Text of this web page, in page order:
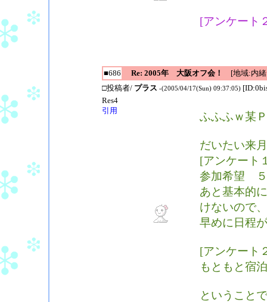
[アンケート
■686 Re: 2005年 大阪オフ会！
[地域:内
□投稿者/ プラス -(2005/04/17(Sun) 09:37:05)
Res4
引用
ふふふｗ某
だいたい来
[アンケート
参加希望 ５
あと基本的
けないので、
早めに日程
[アンケート
もともと宿
ということ